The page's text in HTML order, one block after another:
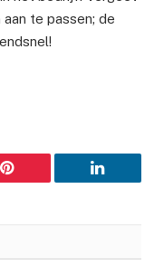
te passen; de
Pinterest LinkedIn